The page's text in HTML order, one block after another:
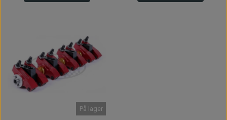
På lager